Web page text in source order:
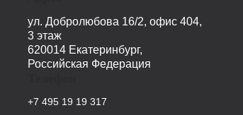
ул. Добролюбова 16/2, офис 404,
3 этаж
620014 Екатеринбург,
Российская Федерация
+7 495 19 19 317